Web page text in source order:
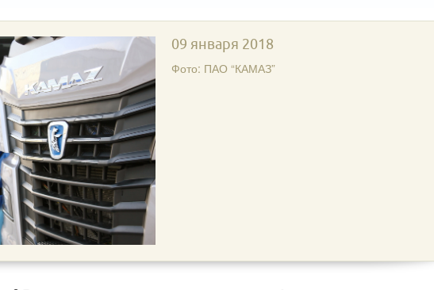
09 января 2018
Фото: ПАО “КАМАЗ”